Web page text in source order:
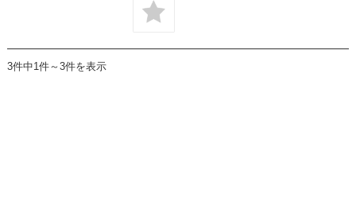
3件中1件～3件を表示